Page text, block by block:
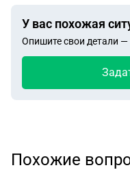
У вас похожая
Опишите свои детали
Похожие